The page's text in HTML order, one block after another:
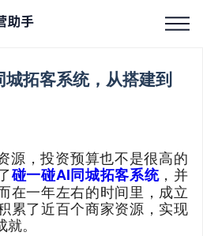
拓客系统，从搭建到
源，投资预算也不是很高的
碰一碰AI同城拓客系统，并
在一年左右的时间里，成立
累了近百个商家资源，实现
。
首页
本地生活服务